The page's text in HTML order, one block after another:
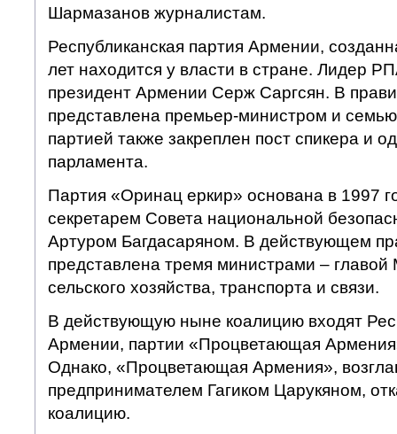
Шармазанов журналистам.
Республиканская партия Армении,
лет находится у власти в стране. Лидер
президент Армении Серж Саргсян. В
представлена премьер-министром и
партией также закреплен пост спикера и
парламента.
Партия «Оринац еркир» основана в 1997
секретарем Совета национальной
Артуром Багдасаряном. В действующем
представлена тремя министрами –
сельского хозяйства, транспорта и связи.
В действующую ныне коалицию входят
Армении, партии «Процветающая
Однако, «Процветающая Армения»,
предпринимателем Гагиком Царукяном,
коалицию.